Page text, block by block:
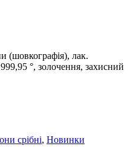
(шовкографія), лак.
°, золочення, захисний
срібні, Новинки